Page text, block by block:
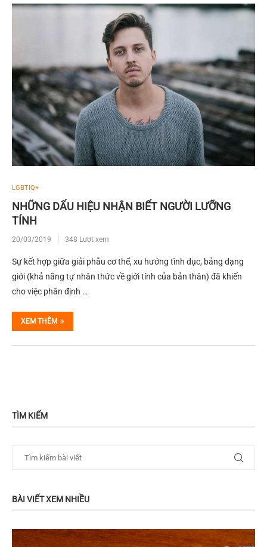
LGBTIQ+
NHỮNG DẤU HIỆU NHẬN BIẾT NGƯỜI LƯỠNG
TÍNH
20/03/2019 348 Lượt xem
Sự kết hợp giữa giải phẫu cơ thể, xu hướng tình dục, bảng dạng
giới (khả năng tự nhân thức về giới tính của bản thân) đã khiến
cho việc phân định …
XEM THÊM
TÌM KIẾM
BÀI VIẾT XEM NHIỀU